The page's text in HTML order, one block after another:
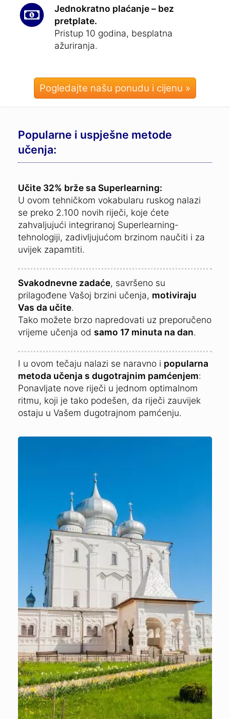
Jednokratno plaćanje – bez
pretplate.
Pristup 10 godina, besplatna
ažuriranja.
Pogledajte našu ponudu i cijenu »
Popularne i uspješne metode
učenja:
Učite 32% brže sa Superlearning:
U ovom tehničkom vokabularu ruskog nalazi
se preko 2.100 novih riječi, koje ćete
zahvaljujući integriranoj Superlearning-
tehnologiji, zadivljujućom brzinom naučiti i za
uvijek zapamtiti.
Svakodnevne zadaće, savršeno su
prilagođene Vašoj brzini učenja, motiviraju
Vas da učite.
Tako možete brzo napredovati uz preporučeno
vrijeme učenja od samo 17 minuta na dan.
I u ovom tečaju nalazi se naravno i popularna
metoda učenja s dugotrajnim pamćenjem:
Ponavljate nove riječi u jednom optimalnom
ritmu, koji je tako podešen, da riječi zauvijek
ostaju u Vašem dugotrajnom pamćenju.